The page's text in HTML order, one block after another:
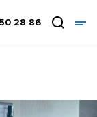
28 86